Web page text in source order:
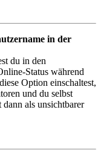
in der
du in den
Status während
Option einschaltest,
und du selbst
als unsichtbarer